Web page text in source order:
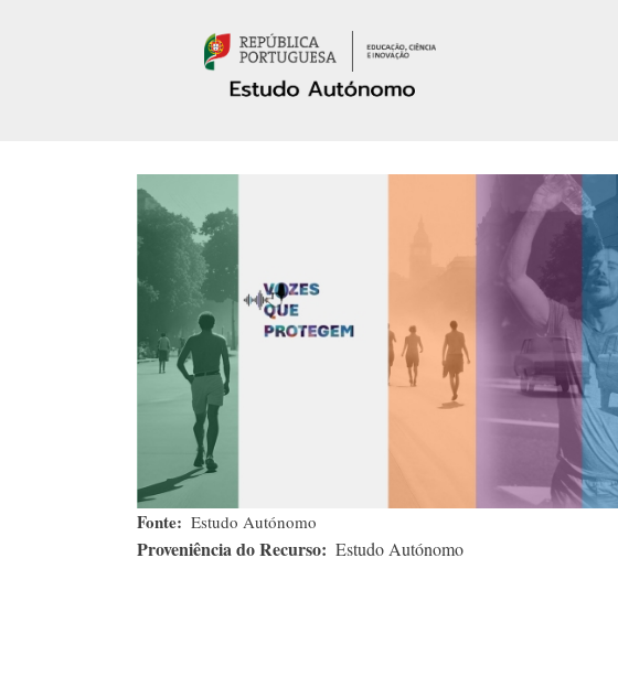
Fonte Estudo Autónomo
Proveniência do Recurso Estudo Autónomo